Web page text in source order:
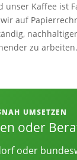
unser Kaffee ist
auf
zu arbeiten.
UMSETZEN
oder
oder